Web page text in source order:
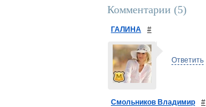
Комментарии (5)
ГАЛИНА #
Ответить
Смольников Владимир #